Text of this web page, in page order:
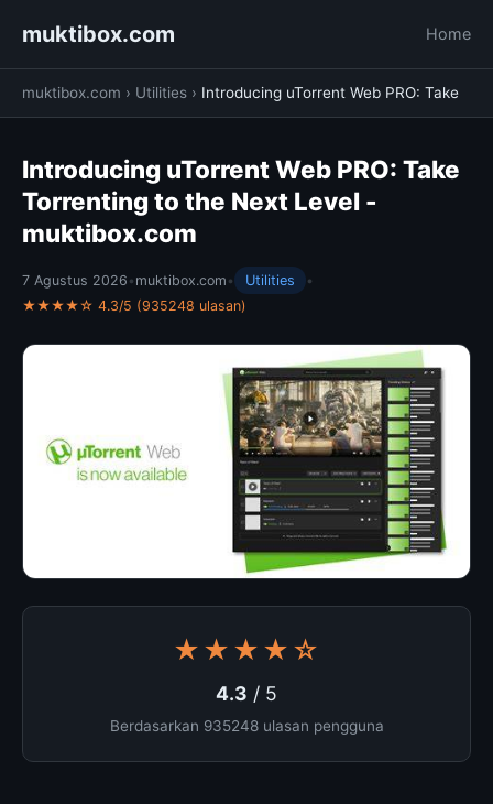
muktibox.com Home
muktibox.com › Utilities › Introducing uTorrent Web PRO: Take
Introducing uTorrent Web PRO: Take
Torrenting to the Next Level -
muktibox.com
7 Agustus 2026 • muktibox.com • Utilities
•
★★★★☆ 4.3/5 (935248 ulasan)
★★★★☆
4.3 / 5
Berdasarkan 935248 ulasan pengguna